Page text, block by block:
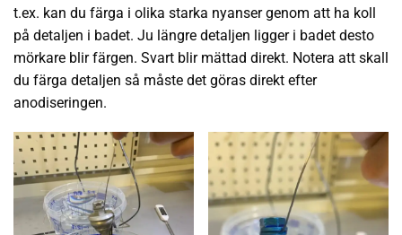
t.ex. kan du färga i olika starka nyanser genom att ha koll
på detaljen i badet. Ju längre detaljen ligger i badet desto
mörkare blir färgen. Svart blir mättad direkt. Notera att skall
du färga detaljen så måste det göras direkt efter
anodiseringen.